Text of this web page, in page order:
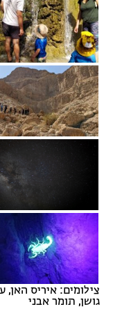
מחנות קיץ
מחנות קיץ
חופשות בבתי ספר שדה
ארץ אהבתי – קבוצות
צילומים: איריס האן,
גושן, תומר אבני